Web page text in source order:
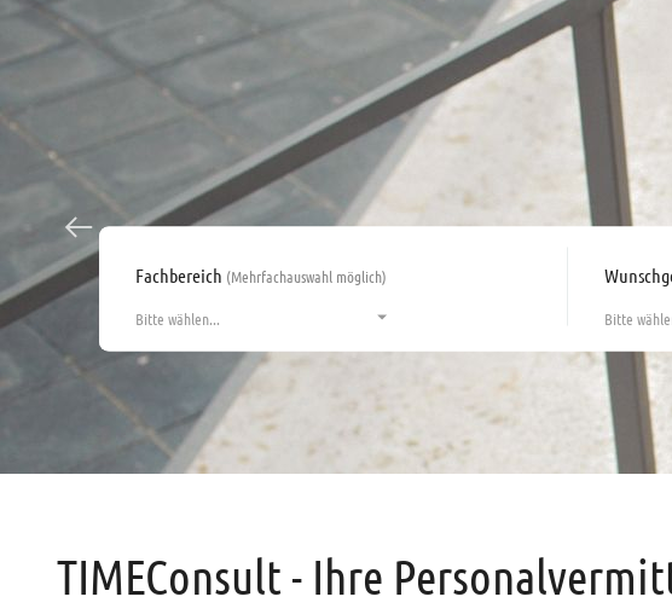
Fachbereich (Mehrfachauswahl möglich)
Bitte wählen... Bitte
TIMEConsult - Ihre